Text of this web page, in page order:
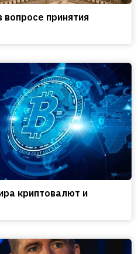
вопросе принятия
криптовалют и